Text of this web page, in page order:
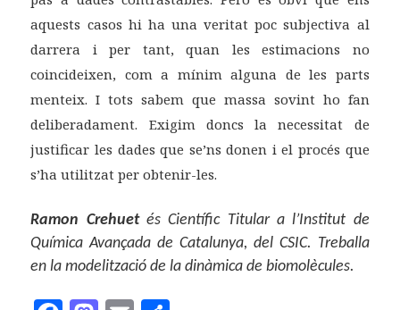
aquests casos hi ha una veritat poc subjectiva al
darrera i per tant, quan les estimacions no
coincideixen, com a mínim alguna de les parts
menteix. I tots sabem que massa sovint ho fan
deliberadament. Exigim doncs la necessitat de
justificar les dades que se’ns donen i el procés que
s’ha utilitzat per obtenir-les.
Ramon Crehuetés Científic Titular a l’Institut de
Química Avançada de Catalunya, del CSIC. Treballa
en la modelització de la dinàmica de biomolècules.